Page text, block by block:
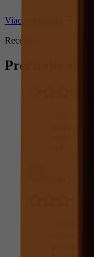
Viac o doktorke
Recenzie
Prečítajte si,